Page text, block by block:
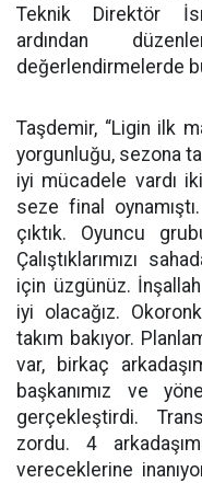
Teknik Direktör
ardından
değerlendirmelerde
Taşdemir, “Ligin ilk
yorgunluğu, sezona
iyi mücadele vardı
seze final
çıktık. Oyuncu
Çalıştıklarımızı
için üzgünüz.
iyi olacağız.
takım bakıyor.
var, birkaç
başkanımız ve
gerçekleştirdi.
zordu. 4
vereceklerine